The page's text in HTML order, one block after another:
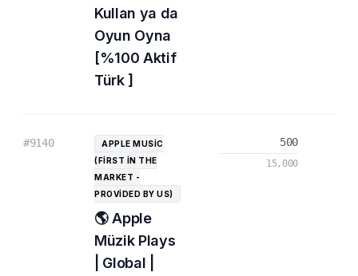
Kullan ya da
Oyun Oyna
[%100 Aktif
Türk ]
#9140
APPLE MUSIC
(FIRST IN THE
MARKET -
PROVIDED BY US)
🌎 Apple
Müzik Plays
| Global |
500
15,000